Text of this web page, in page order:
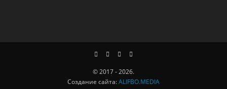
© 2017 - 2026.
Создание сайта:ALIFBO.MEDIA